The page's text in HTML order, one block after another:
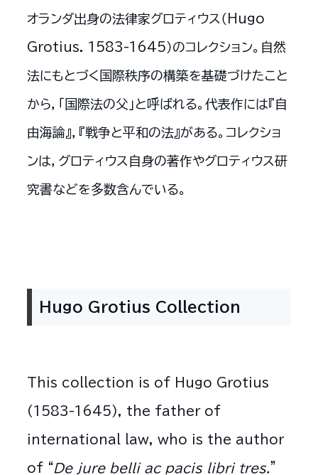
オランダ出身の法律家グロティウス（Hugo
Grotius. 1583-1645）のコレクション。自然
法にもとづく国際秩序の構築を基礎づけたこと
から，「国際法の父」と呼ばれる。代表作には『自
由海論』，『戦争と平和の法』がある。コレクショ
ンは，グロティウス自身の著作やグロティウス研
究書などを多数含んでいる。
Hugo Grotius Collection
This collection is of Hugo Grotius
(1583-1645), the father of
international law, who is the author
of “De jure belli ac pacis libri tres. ”